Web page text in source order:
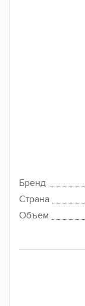
Бренд
Страна
Объем